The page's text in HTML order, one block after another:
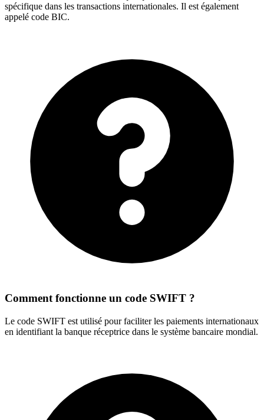
spécifique dans les transactions internationales. Il est également
appelé code BIC.
Comment fonctionne un code SWIFT ?
Le code SWIFT est utilisé pour faciliter les paiements internationaux
en identifiant la banque réceptrice dans le système bancaire mondial.